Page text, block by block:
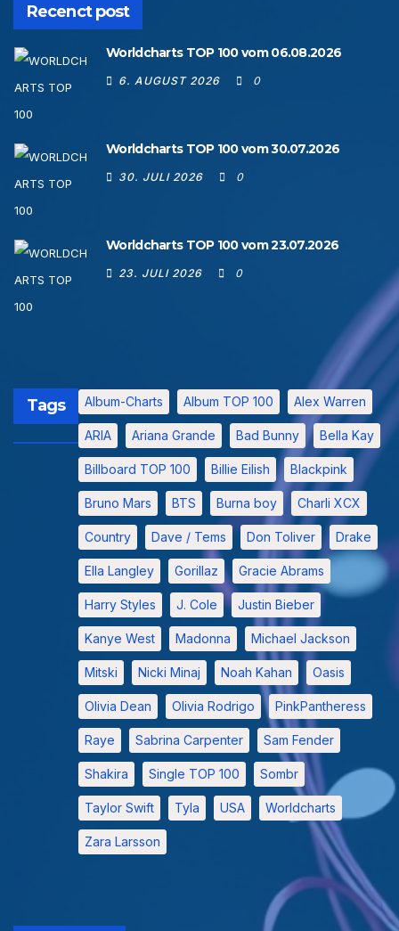
Recenct post
Worldcharts TOP 100 vom 06.08.2026
6. AUGUST 2026 0
Worldcharts TOP 100 vom 30.07.2026
30. JULI 2026 0
Worldcharts TOP 100 vom 23.07.2026
23. JULI 2026 0
Tags Album-Charts Album TOP 100 Alex Warren
ARIA Ariana Grande Bad Bunny Bella Kay
Billboard TOP 100 Billie Eilish Blackpink
Bruno Mars BTS Burna boy Charli XCX
Country Dave / Tems Don Toliver Drake
Ella Langley Gorillaz Gracie Abrams
Harry Styles J. Cole Justin Bieber
Kanye West Madonna Michael Jackson
Mitski Nicki Minaj Noah Kahan Oasis
Olivia Dean Olivia Rodrigo PinkPantheress
Raye Sabrina Carpenter Sam Fender
Shakira Single TOP 100 Sombr
Taylor Swift Tyla USA Worldcharts
Zara Larsson